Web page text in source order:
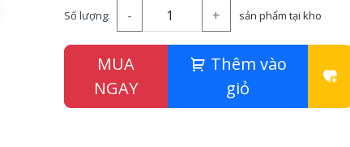
Số lượng: - + sản phẩm tại kho
MUA
NGAY
Thêm vào
giỏ